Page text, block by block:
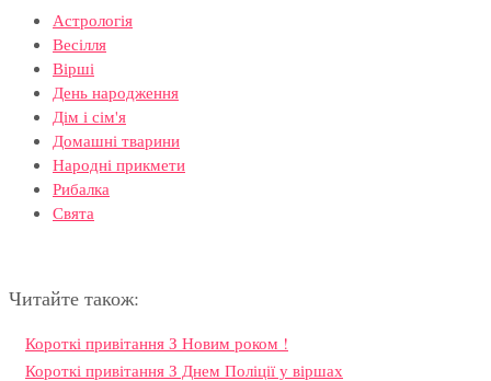
Астрологія
Весілля
Вірші
День народження
Дім і сім'я
Домашні тварини
Народні прикмети
Рибалка
Свята
Читайте також:
Короткі привітання З Новим роком !
Короткі привітання З Днем Поліції у віршах